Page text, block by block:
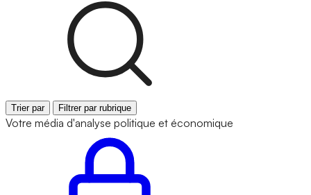
Trier par Filtrer par rubrique
Votre média d'analyse politique et économique